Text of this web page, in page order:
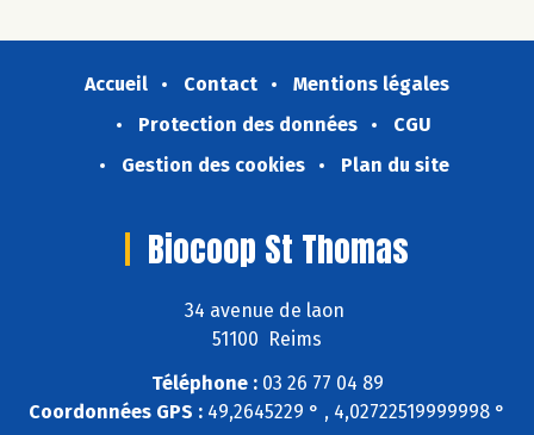
Accueil Contact
Mentions légales
Protection des données
CGU
Gestion des cookies
Plan du site
Biocoop St Thomas
34 avenue de laon
51100 Reims
Téléphone :03 26 77 04 89
Coordonnées GPS : 49,2645229 ° , 4,02722519999998 °